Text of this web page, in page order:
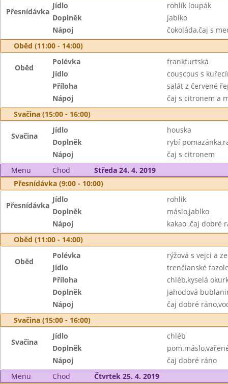
Přesnídávka
Jídlo
rohlík loupák
Doplněk
jablko
Nápoj
čokoláda,čaj s
Oběd (11:00 - 14:00)
Oběd
Polévka
frankfurtská
Jídlo
couscous s
Příloha
salát z červené
Nápoj
čaj s citronem a
Svačina (15:00 - 16:00)
Svačina
Jídlo
houska
Doplněk
rybí
Nápoj
čaj s citronem
Menu
Chod
Středa 24. 4. 2019
Přesnídávka (9:00 - 10:00)
Přesnídávka
Jídlo
rohlik
Doplněk
máslo,jablko
Nápoj
kakao ,čaj dobré
Oběd (11:00 - 14:00)
Oběd
Polévka
rýžová s vejci a
Jídlo
trenčianské
Příloha
chléb,kyselá
Doplněk
jahodová
Nápoj
čaj dobré
Svačina (15:00 - 16:00)
Svačina
Jídlo
chléb
Doplněk
Nápoj
čaj dobré ráno
Menu
Chod
Čtvrtek 25. 4. 2019